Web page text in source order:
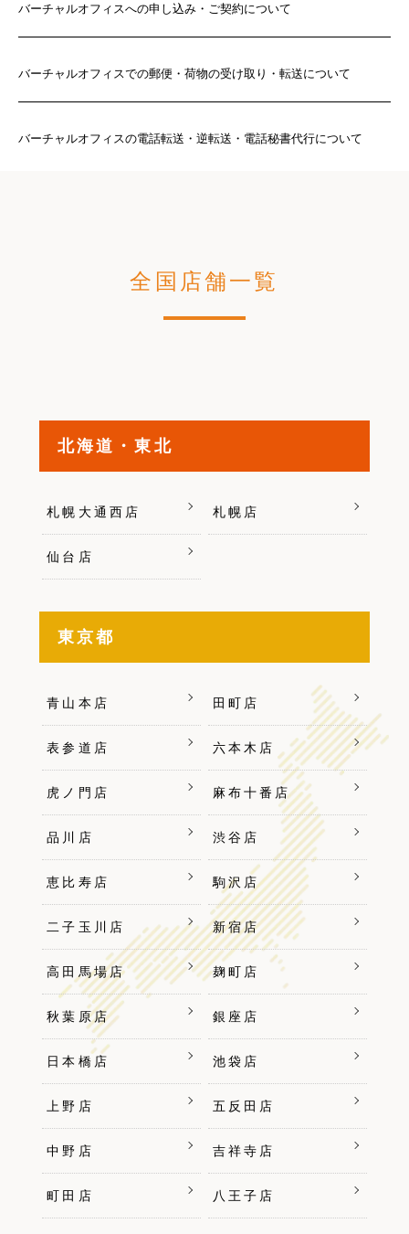
バーチャルオフィスへの申し込み・ご契約について
バーチャルオフィスでの郵便・荷物の受け取り・転送について
バーチャルオフィスの電話転送・逆転送・電話秘書代行について
全国店舗一覧
北海道・東北
札幌大通西店 札幌店
仙台店
東京都
青山本店 田町店
表参道店 六本木店
虎ノ門店 麻布十番店
品川店 渋谷店
恵比寿店 駒沢店
二子玉川店 新宿店
高田馬場店 麹町店
秋葉原店 銀座店
日本橋店 池袋店
上野店 五反田店
中野店 吉祥寺店
町田店 八王子店